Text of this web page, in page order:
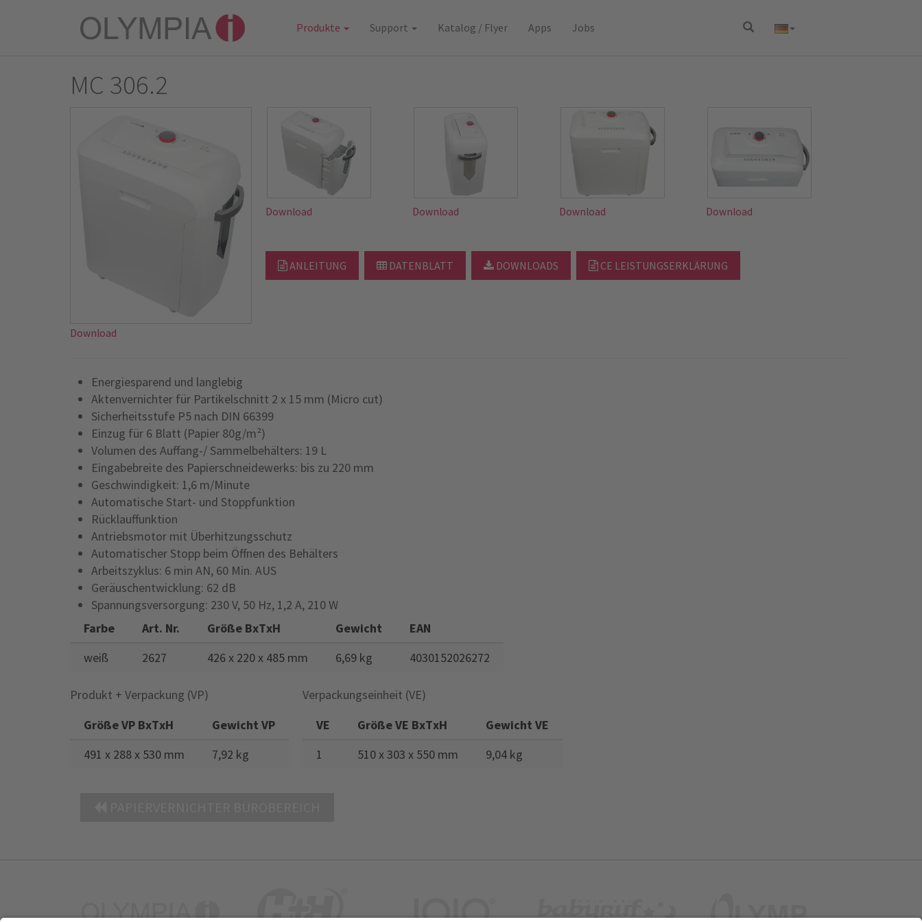
Produkte Support Katalog / Flyer Apps Jobs
MC 306.2
Download
Download Download Download Download
ANLEITUNG DATENBLATT DOWNLOADS CE LEISTUNGSERKLÄRUNG
Energiesparend und langlebig
Aktenvernichter für Partikelschnitt 2 x 15 mm (Micro cut)
Sicherheitsstufe P5 nach DIN 66399
Einzug für 6 Blatt (Papier 80g/m²)
Volumen des Auffang-/ Sammelbehälters: 19 L
Eingabebreite des Papierschneidewerks: bis zu 220 mm
Geschwindigkeit: 1,6 m/Minute
Automatische Start- und Stoppfunktion
Rücklauffunktion
Antriebsmotor mit Überhitzungsschutz
Automatischer Stopp beim Öffnen des Behälters
Arbeitszyklus: 6 min AN, 60 Min. AUS
Geräuschentwicklung: 62 dB
Spannungsversorgung: 230 V, 50 Hz, 1,2 A, 210 W
Farbe
Art. Nr. Größe BxTxH Gewicht
EAN
weiß
2627 426 x 220 x 485 mm 6,69 kg 4030152026272
Produkt + Verpackung (VP)
Größe VP BxTxH
Gewicht VP
491 x 288 x 530 mm
7,92 kg
Verpackungseinheit (VE)
VE
Größe VE BxTxH
Gewicht VE
1
510 x 303 x 550 mm 9,04 kg